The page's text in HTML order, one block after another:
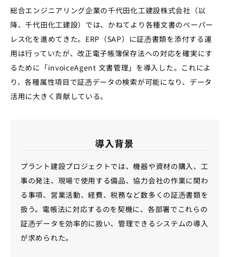
総合エンジニアリング企業の千代田化工建設株式会社（以
降、千代田化工建設）では、かねてより各種文書のペーパー
レス化を進めてきた。ERP（SAP）に証憑書類を添付する運
用は行っていたが、改正電子帳簿保存法への対応を確実にす
るために「invoiceAgent 文書管理」を導入した。これによ
り、各種属性項目で証憑データの検索が可能になり、データ
活用に大きく貢献している。
導入背景
プラント建設プロジェクトでは、機器や資材の購入、工
事の発注、現場で使用する備品、協力会社の作業に関わ
る事項、営業活動、経費、税務など数多くの証憑書類を
扱う。電帳法に対応するのを契機に、各部署でこれらの
証憑データを効率的に扱い、管理できるシステムの導入
が求められた。